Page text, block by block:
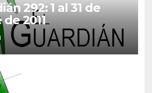
292: 1 al 31 de
2011